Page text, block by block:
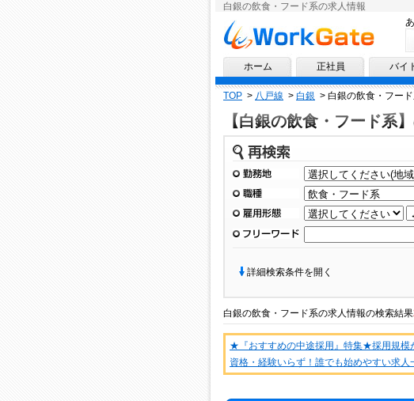
白銀の飲食・フード系の求人情報
求人情報ならワークゲートへ！
ホーム 正社員 バイ
TOP > 八戸線 > 白銀 > 白銀の飲食・フー
【白銀の飲食・フード系】
再検索
勤務地
職種
雇用形態
フリーワード
詳細検索条件を開く
白銀の飲食・フード系の求人情報の検索結果
★『おすすめの中途採用』特集★採用規模
資格・経験いらず！誰でも始めやすい求